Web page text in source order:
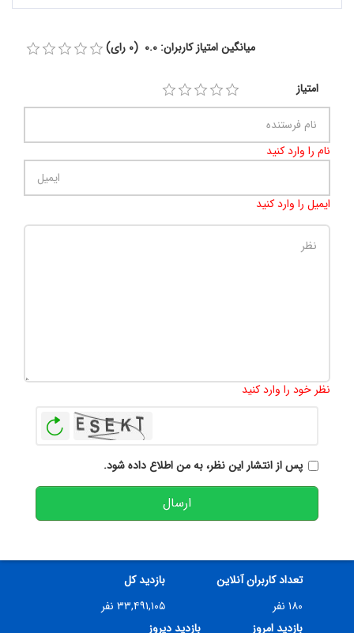
میانگین امتیاز کاربران: 0.0 (0 رای)
امتیاز
نام را وارد کنید
ایمیل را وارد کنید
نظر خود را وارد کنید
پس از انتشار این نظر، به من اطلاع داده شود.
ارسال
تعداد کاربران آنلاین
۱۸۰ نفر
بازدید کل
۳۳,۴۹۱,۱۰۵ نفر
بازدید امروز
بازدید دیروز